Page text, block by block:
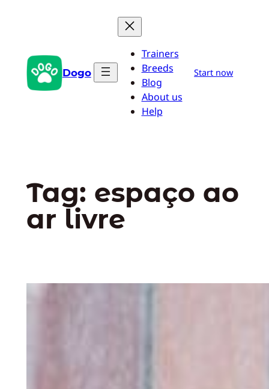
conteúdo Dogo
Trainers
Breeds
Blog
About us
Help
Start now
Tag: espaço ao
ar livre